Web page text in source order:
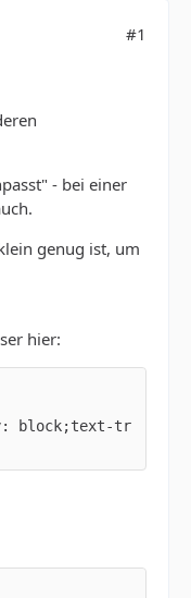
#1
- bei einer
genug ist, um
hier:
block;text-tr